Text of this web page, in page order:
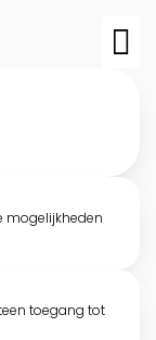
mogelijkheden
toegang tot